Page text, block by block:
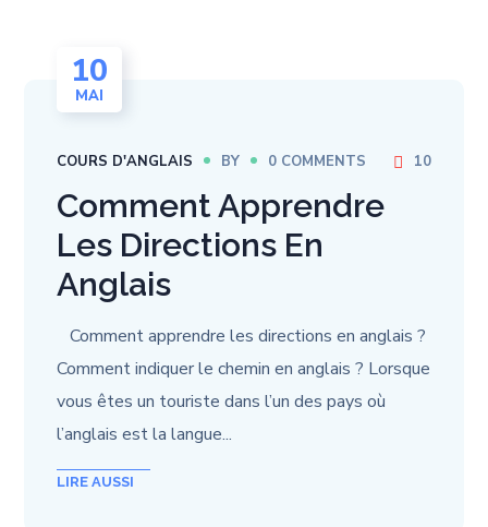
10
MAI
COURS D'ANGLAIS BY 0 COMMENTS 10
Comment Apprendre
Les Directions En
Anglais
Comment apprendre les directions en anglais ?
Comment indiquer le chemin en anglais ? Lorsque
vous êtes un touriste dans l’un des pays où
l’anglais est la langue...